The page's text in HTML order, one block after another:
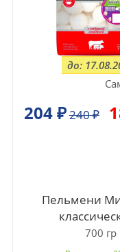
204₽240₽
Пельмени
до:
700 гр